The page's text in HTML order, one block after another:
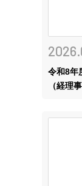
令和8年
（経理